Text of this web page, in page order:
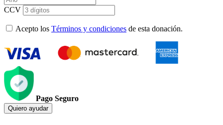
CCV
Acepto los Términos y condiciones de esta donación.
Pago Seguro
Quiero ayudar